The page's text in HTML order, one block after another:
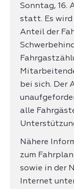
Sonntag, 16.
statt. Es
Anteil der
bei sich. Der
alle
Nähere
zum
sowie in der
Internet